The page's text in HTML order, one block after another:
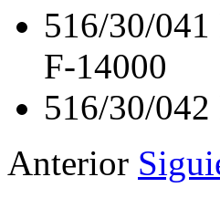
516/30/041
F-14000
516/30/042
Anterior